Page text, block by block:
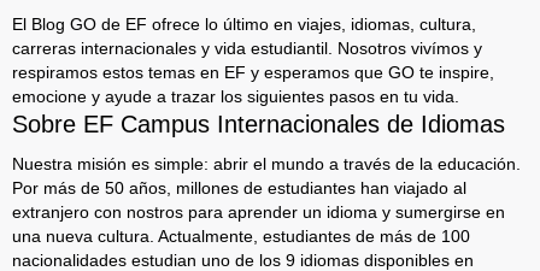
El Blog GO de EF ofrece lo último en viajes, idiomas, cultura,
carreras internacionales y vida estudiantil. Nosotros vivímos y
respiramos estos temas en EF y esperamos que GO te inspire,
emocione y ayude a trazar los siguientes pasos en tu vida.
Sobre EF Campus Internacionales de Idiomas
Nuestra misión es simple: abrir el mundo a través de la educación.
Por más de 50 años, millones de estudiantes han viajado al
extranjero con nostros para aprender un idioma y sumergirse en
una nueva cultura. Actualmente, estudiantes de más de 100
nacionalidades estudian uno de los 9 idiomas disponibles en